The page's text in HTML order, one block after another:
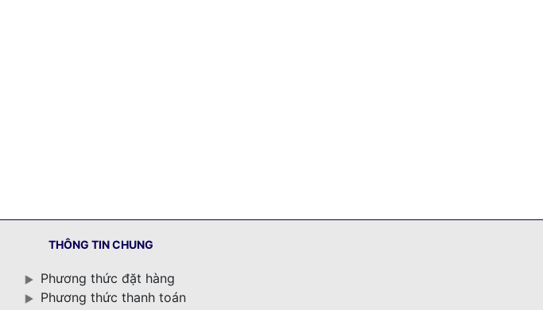
THÔNG TIN CHUNG
Phương thức đặt hàng
Phương thức thanh toán